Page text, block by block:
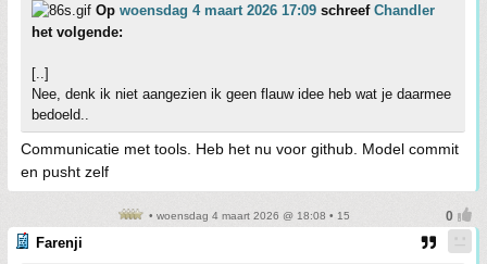
Op woensdag 4 maart 2026 17:09 schreef Chandler
het volgende:
[..]
Nee, denk ik niet aangezien ik geen flauw idee heb wat je daarmee
bedoeld..
Communicatie met tools. Heb het nu voor github. Model commit
en pusht zelf
• woensdag 4 maart 2026 @ 18:08 • 15
Farenji